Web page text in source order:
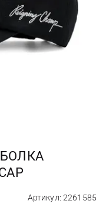
Артикул: 2261585